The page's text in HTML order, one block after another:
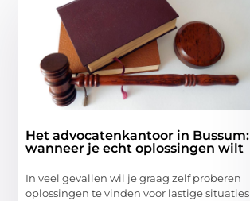
Het advocatenkantoor in Bussum:
wanneer je echt oplossingen wilt
In veel gevallen wil je graag zelf proberen
oplossingen te vinden voor lastige situaties